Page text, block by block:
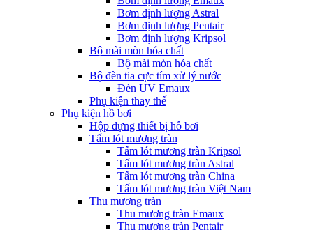
Bơm định lượng Astral
Bơm định lượng Pentair
Bơm định lượng Kripsol
Bộ mài mòn hóa chất
Bộ mài mòn hóa chất
Bộ đèn tia cực tím xử lý nước
Đèn UV Emaux
Phụ kiện thay thế
Phụ kiện hồ bơi
Hộp đựng thiết bị hồ bơi
Tấm lót mương tràn
Tấm lót mương tràn Kripsol
Tấm lót mương tràn Astral
Tấm lót mương tràn China
Tấm lót mương tràn Việt Nam
Thu mương tràn
Thu mương tràn Emaux
Thu mương tràn Pentair